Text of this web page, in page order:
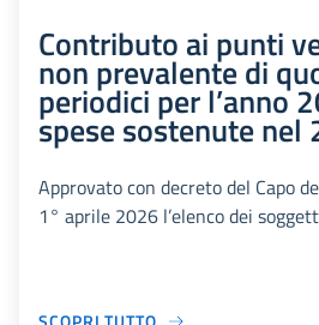
Contributo ai punti
non prevalente di
periodici per l’anno
spese sostenute nel
Approvato con decreto del Capo
1° aprile 2026 l’elenco dei